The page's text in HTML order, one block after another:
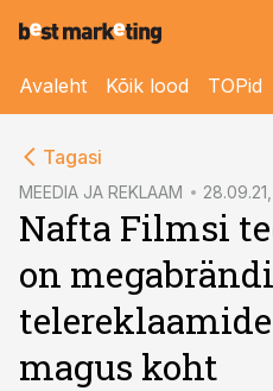
Avaleht Kõik lood TOPid
Tagasi
MEEDIA JA REKLAAM 28.09.21,
Nafta Filmsi
on
magus koht